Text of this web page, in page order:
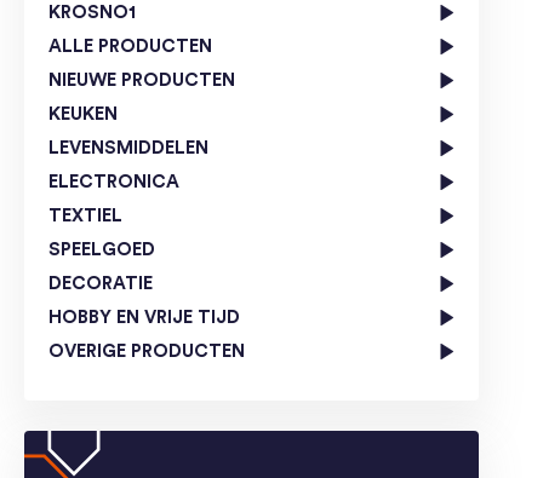
KROSNO1
ALLE PRODUCTEN
NIEUWE PRODUCTEN
KEUKEN
LEVENSMIDDELEN
ELECTRONICA
TEXTIEL
SPEELGOED
DECORATIE
HOBBY EN VRIJE TIJD
OVERIGE PRODUCTEN